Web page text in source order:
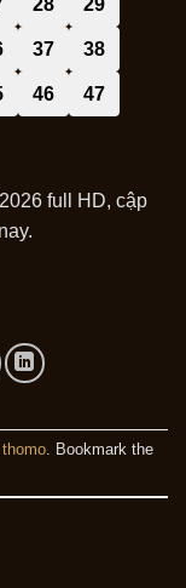
37 38
46 47
full HD, cập
. Bookmark the